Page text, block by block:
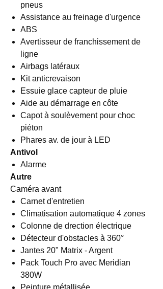
pneus
Assistance au freinage d'urgence
ABS
Avertisseur de franchissement de
ligne
Airbags latéraux
Kit anticrevaison
Essuie glace capteur de pluie
Aide au démarrage en côte
Capot à soulèvement pour choc
piéton
Phares av. de jour à LED
Antivol
Alarme
Autre
Caméra avant
Carnet d'entretien
Climatisation automatique 4 zones
Colonne de drection électrique
Détecteur d'obstacles à 360°
Jantes 20" Matrix - Argent
Pack Touch Pro avec Meridian
380W
Peinture métallisée